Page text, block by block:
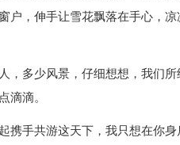
户，伸手让雪花飘落在手心，
，多少风景，仔细想想，我们
滴滴。
携手共游这天下，我只想在你